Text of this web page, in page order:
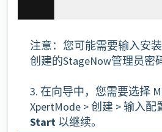
注意：您可能需要输入安
创建的StageNow管理员密
3. 在向导中，您需要选择
XpertMode > 创建 > 输入配
Start 以继续。